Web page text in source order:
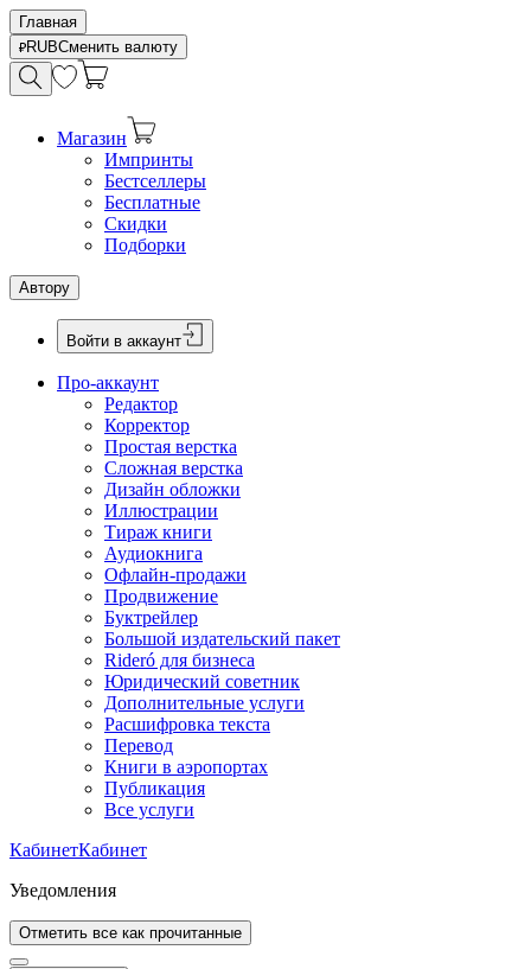
Главная
RUBСменить валюту
Магазин
Импринты
Бестселлеры
Бесплатные
Скидки
Подборки
Автору
Войти в аккаунт
Про-аккаунт
Редактор
Корректор
Простая верстка
Сложная верстка
Дизайн обложки
Иллюстрации
Тираж книги
Аудиокнига
Офлайн-продажи
Продвижение
Буктрейлер
Большой издательский пакет
Rideró для бизнеса
Юридический советник
Дополнительные услуги
Расшифровка текста
Перевод
Книги в аэропортах
Публикация
Все услуги
КабинетКабинет
Уведомления
Отметить все как прочитанные